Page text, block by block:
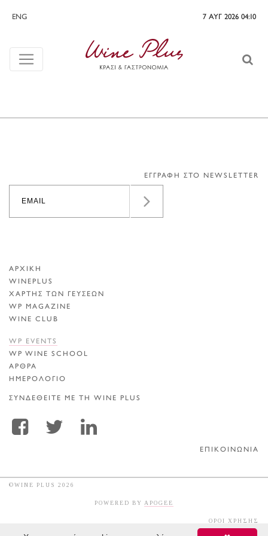
ENG 7 ΑΥΓ 2026 04:10
ΕΓΓΡΑΦΗ ΣΤΟ NEWSLETTER
ΑΡΧΙΚΗ
WINEPLUS
ΧΑΡΤΗΣ ΤΩΝ ΓΕΥΣΕΩΝ
WP MAGAZINE
WINE CLUB
WP EVENTS
WP WINE SCHOOL
ΑΡΘΡΑ
ΗΜΕΡΟΛΟΓΙΟ
ΣΥΝΔΕΘΕΙΤΕ ΜΕ ΤΗ WINE PLUS
ΕΠΙΚΟΙΝΩΝΙΑ
©WINE PLUS 2026
POWERED BY APOGEE
ΟΡΟΙ ΧΡΗΣΗΣ